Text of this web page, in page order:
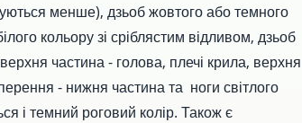
менше), дзьоб жовтого або темного
кольору зі сріблястим відливом, дзьоб
частина - голова, плечі крила, верхня
- нижня частина та ноги світлого
і темний роговий колір. Також є